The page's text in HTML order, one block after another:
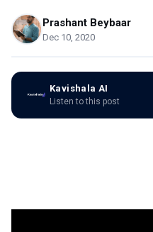
Prashant Beybaar
Dec 10, 2020
Kavishala AI
Listen to this post